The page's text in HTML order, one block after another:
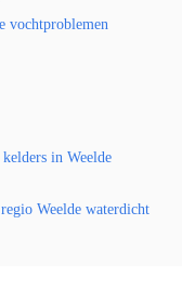
vochtproblemen
in Weelde
Weelde waterdicht